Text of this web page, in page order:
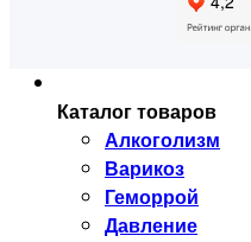
Каталог товаров
Алкоголизм
Варикоз
Геморрой
Давление